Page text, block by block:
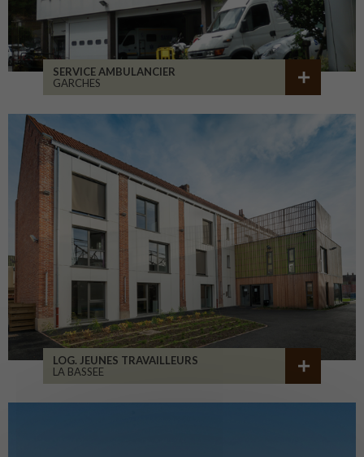
SERVICE AMBULANCIER
GARCHES
LOG. JEUNES TRAVAILLEURS
LA BASSEE